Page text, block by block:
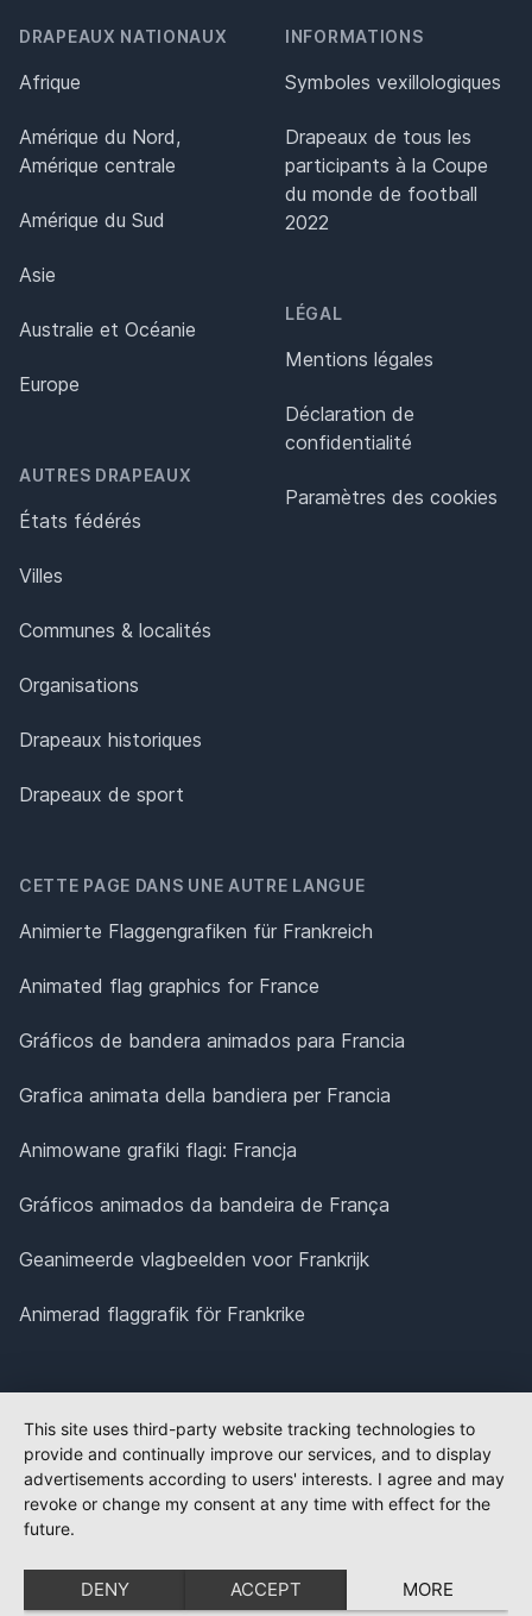
DRAPEAUX NATIONAUX
Afrique
Amérique du Nord,
Amérique centrale
Amérique du Sud
Asie
Australie et Océanie
Europe
AUTRES DRAPEAUX
États fédérés
Villes
Communes & localités
Organisations
Drapeaux historiques
Drapeaux de sport
INFORMATIONS
Symboles vexillologiques
Drapeaux de tous les
participants à la Coupe
du monde de football
2022
LÉGAL
Mentions légales
Déclaration de
confidentialité
Paramètres des cookies
CETTE PAGE DANS UNE AUTRE LANGUE
Animierte Flaggengrafiken für Frankreich
Animated flag graphics for France
Gráficos de bandera animados para Francia
Grafica animata della bandiera per Francia
Animowane grafiki flagi: Francja
Gráficos animados da bandeira de França
Geanimeerde vlagbeelden voor Frankrijk
Animerad flaggrafik för Frankrike
This site uses third-party website tracking technologies to
provide and continually improve our services, and to display
advertisements according to users' interests. I agree and may
revoke or change my consent at any time with effect for the
future.
DENY ACCEPT MORE